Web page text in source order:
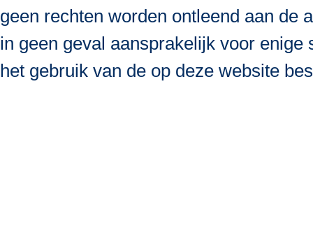
geen rechten worden ontleend aan de
in geen geval aansprakelijk voor
het gebruik van de op deze website